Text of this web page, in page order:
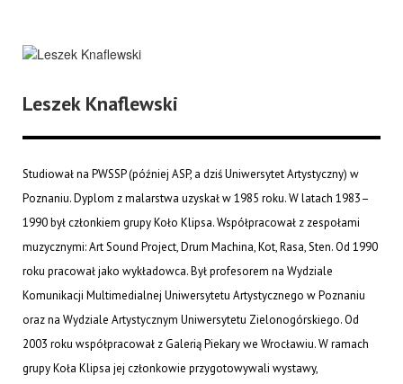
Leszek Knaflewski
Studiował na PWSSP (później ASP, a dziś Uniwersytet Artystyczny) w
Poznaniu. Dyplom z malarstwa uzyskał w 1985 roku. W latach 1983–
1990 był członkiem grupy Koło Klipsa. Współpracował z zespołami
muzycznymi: Art Sound Project, Drum Machina, Kot, Rasa, Sten. Od 1990
roku pracował jako wykładowca. Był profesorem na Wydziale
Komunikacji Multimedialnej Uniwersytetu Artystycznego w Poznaniu
oraz na Wydziale Artystycznym Uniwersytetu Zielonogórskiego. Od
2003 roku współpracował z Galerią Piekary we Wrocławiu. W ramach
grupy Koła Klipsa jej członkowie przygotowywali wystawy,